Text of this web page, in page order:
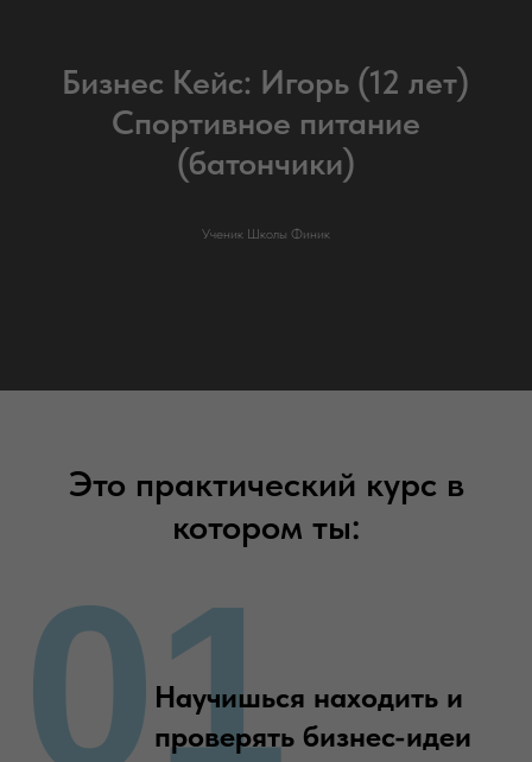
Бизнес Кейс: Игорь (12 лет)
Спортивное питание
(батончики)
Ученик Школы Финик
Это практический курс в
котором ты:
Научишься находить и
проверять бизнес-идеи
01